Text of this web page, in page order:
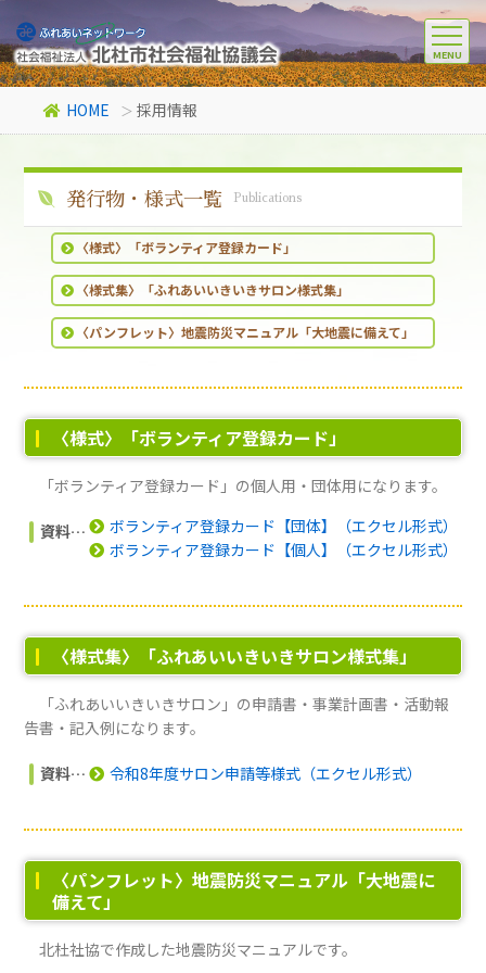
HOME 採用情報
発行物・様式一覧 Publications
〈様式〉「ボランティア登録カード」
〈様式集〉「ふれあいいきいきサロン様式集」
〈パンフレット〉地震防災マニュアル「大地震に備えて」
〈様式〉「ボランティア登録カード」
「ボランティア登録カード」の個人用・団体用になります。
資料
ボランティア登録カード【団体】（エクセル形式）
ボランティア登録カード【個人】（エクセル形式）
〈様式集〉「ふれあいいきいきサロン様式集」
「ふれあいいきいきサロン」の申請書・事業計画書・活動報
告書・記入例になります。
資料 令和8年度サロン申請等様式（エクセル形式）
〈パンフレット〉地震防災マニュアル「大地震に
備えて」
北杜社協で作成した地震防災マニュアルです。